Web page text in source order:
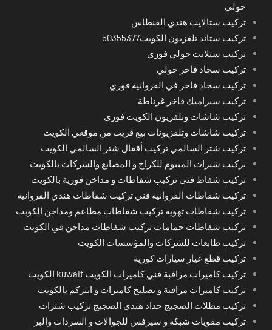
حولي
تركيب ستالايت هندي الفنطاس
تركيب ستاند تلفزيون الكويت50355377
تركيب ستلايت حولي فوري
تركيب سجاد فاخر حولي
تركيب سجاد فاخر في الفروانية فوري
تركيب سيراميك فاخر غرناطة
تركيب شاشات وتلفزيون الكويت فوري
تركيب شاشات وتلفزيونات بيع قريب من موقعي الكويت
تركيب شتر السالمي تركيب أقفال شتر السالمي الكويت
تركيب شترات المنيوم للكراج و المصانع والشركات بالكويت
تركيب شفاط فني تركيب شفاطات و مداخن فورية بالكويت
تركيب شفاطات الفروانية فني تركيب شفاطات هندي الفروانية
تركيب شفاطات تهوية تركيب شفاطات مطاعم ومداخن الكويت
تركيب شفاطات حمامات تركيب شفاطات مداخن في الكويت
تركيب طابعات للشركات والمؤسسات الكويت
تركيب قطع غيار سيارات كورية
تركيب كاميرات مراقبة فني كاميرات الكويت kuwait الكويت
تركيب كاميرات مراقبة و تصليح كاميرات و انتركم بالكويت
تركيب مظلات الضجيج حداد هندي الضجيج تركيب شترات
تركيب مقويات شبكة و سيرفس للجوالات و السرداب والبر